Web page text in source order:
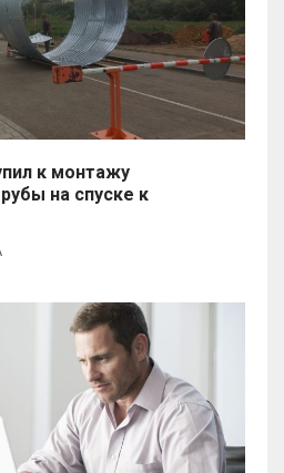
к монтажу
на спуске к